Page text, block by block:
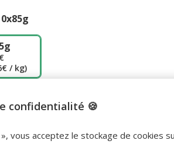
/ kg)
disponible
votre première commande* avec votre
confidentialité 🍪
vous acceptez le stockage de cookies